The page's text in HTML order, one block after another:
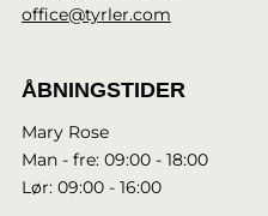
office@tyrler.com
ÅBNINGSTIDER
Mary Rose
Man - fre: 09:00 - 18:00
Lør: 09:00 - 16:00